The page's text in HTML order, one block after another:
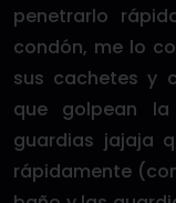
penetrarlo
condón, me lo
sus cachetes y
que golpean
guardias jajaja
rápidamente